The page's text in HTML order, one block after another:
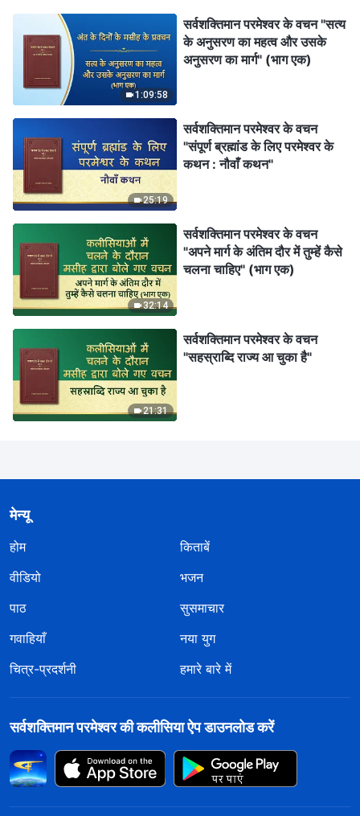
1:09:58
सर्वशक्तिमान परमेश्वर के वचन "सत्य
के अनुसरण का महत्व और उसके
अनुसरण का मार्ग" (भाग एक)
25:19
सर्वशक्तिमान परमेश्वर के वचन
"संपूर्ण ब्रह्मांड के लिए परमेश्वर के
कथन : नौवाँ कथन"
32:14
सर्वशक्तिमान परमेश्वर के वचन
"अपने मार्ग के अंतिम दौर में तुम्हें कैसे
चलना चाहिए" (भाग एक)
21:31
सर्वशक्तिमान परमेश्वर के वचन
"सहस्राब्दि राज्य आ चुका है"
मेन्यू
होम
किताबें
वीडियो
भजन
पाठ
सुसमाचार
गवाहियाँ
नया युग
चित्र-प्रदर्शनी
हमारे बारे में
सर्वशक्तिमान परमेश्वर की कलीसिया ऐप डाउनलोड करें